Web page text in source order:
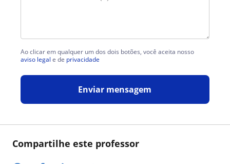
Compartilhe este professor
Ao clicar em qualquer um dos dois botões, você aceita nosso
aviso legal e de privacidade
Enviar mensagem